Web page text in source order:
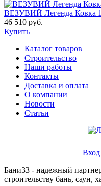
ВЕЗУВИЙ Легенда Ковка
46 510 руб.
Купить
Каталог товаров
Строительство
Наши работы
Контакты
Доставка и оплата
О компании
Новости
Статьи
Вход
Бани33 - надежный
строительству бань, саун,